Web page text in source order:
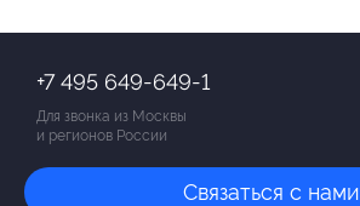
+7 495 649-649-1
Для звонка из Москвы
и регионов России
Связаться с нами